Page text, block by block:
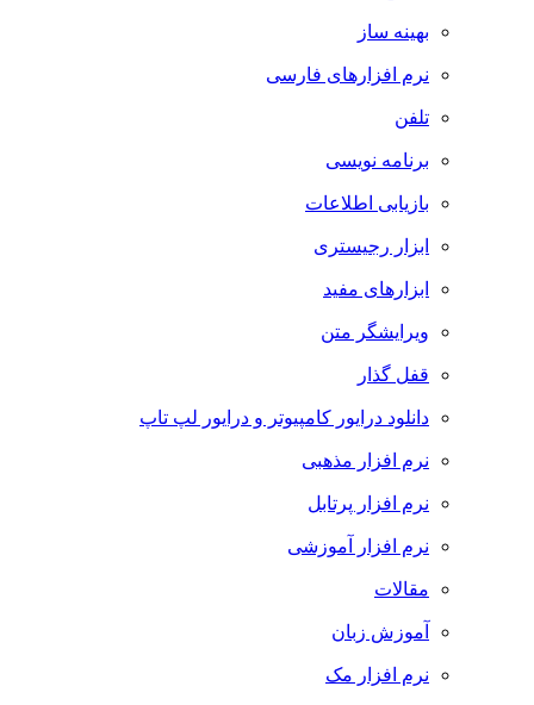
بهینه ساز
نرم افزارهای فارسی
تلفن
برنامه نویسی
بازیابی اطلاعات
ابزار رجیستری
ابزارهای مفید
ویرایشگر متن
قفل گذار
دانلود درایور کامپیوتر و درایور لپ تاپ
نرم افزار مذهبی
نرم افزار پرتابل
نرم افزار آموزشی
مقالات
آموزش زبان
نرم افزار مک